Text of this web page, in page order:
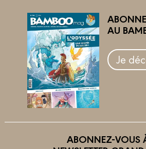
AU
Je
ABONNEZ-VOUS